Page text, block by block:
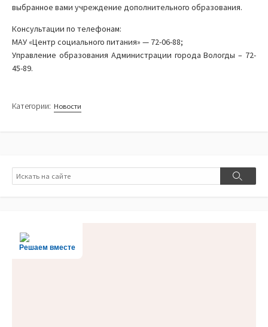
выбранное вами учреждение дополнительного образования.
Консультации по телефонам:
МАУ «Центр социального питания» — 72-06-88;
Управление образования Администрации города Вологды – 72-
45-89.
Категории: Новости
Поиск
Поиск
Решаем вместе